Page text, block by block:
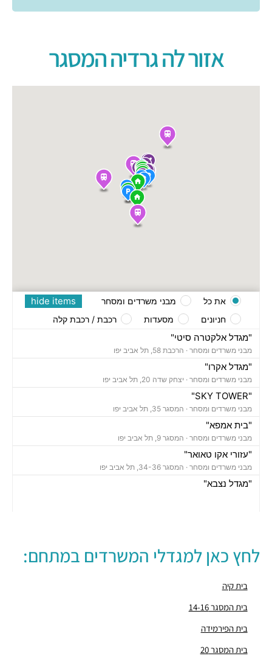
אזור לה גרדיה המסגר
"מגדל אלקטרה סיטי"
מבני משרדים ומסחר · הרכבת 58, תל אביב יפו
"מגדל אקרו"
מבני משרדים ומסחר · יצחק שדה 20, תל אביב יפו
"SKY TOWER"
מבני משרדים ומסחר · המסגר 35, תל אביב יפו
"בית אמפא"
מבני משרדים ומסחר · המסגר 9, תל אביב יפו
"עזורי אקו טאואר"
מבני משרדים ומסחר · המסגר 34-36, תל אביב יפו
"מגדל נצבא"
חניונים ·הצפירה 8, תל אביב יפו
חניונים ·3Q5M+HQ תל אביב יפו
חניונים ·הרכבת 58, תל אביב יפו
חניון אחוזת החוף
hide items את כל
מבני משרדים ומסחר
חניונים
מסעדות רכבת / רכבת קלה
לחץ כאן למגדלי המשרדים במתחם:
בית קיה
בית המסגר 14-16
בית הפירמידה
בית המסגר 20